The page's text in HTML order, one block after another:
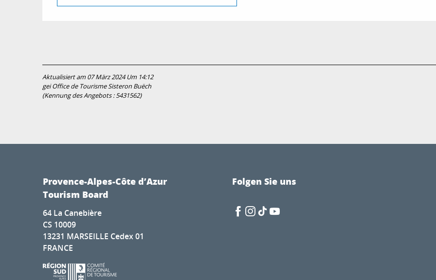
Aktualisiert am 07 März 2024 Um 14:12
gei Office de Tourisme Sisteron Buëch
(Kennung des Angebots :5431562)
Provence-Alpes-Côte d’Azur
Tourism Board
64 La Canebière
CS 10009
13231 MARSEILLE Cedex 01
FRANCE
Folgen Sie uns